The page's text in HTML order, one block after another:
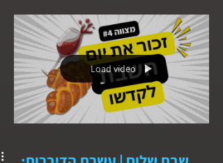
נוכחים בכל בית – סדר הלידה, היחסים בין
האחים, והאופן שבו אנחנו כהורים עלולים (בלי
כוונה) לקבע תפקידים. נדבר על: הילד הבכור –
אחריות, ציפיות ומעמד הילד האמצעי
(“הסנדוויץ’”) – ומה קורה כשלא רואים אותו?
הילד הקטן – פינוק, ויתורים והשלכות איך קיבוע
תפקידים משפיע על הדימוי העצמי של הילדים
Load video